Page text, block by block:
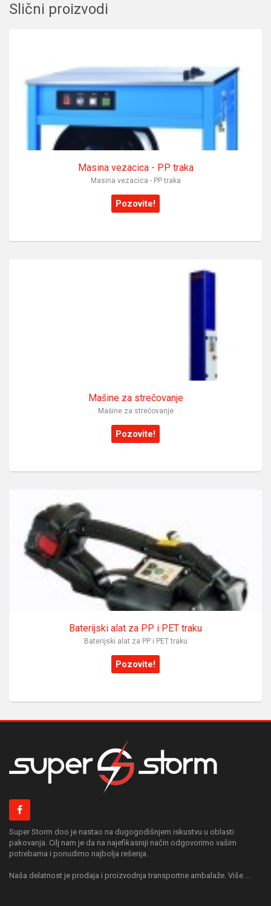
Slični proizvodi
Masina vezacica - PP traka
Masina vezacica - PP traka
Pozovite!
Mašine za strečovanje
Mašine za strečovanje
Pozovite!
Baterijski alat za PP i PET traku
Baterijski alat za PP i PET traku
Pozovite!
Super Storm doo je nastao na dugogodišnjem iskustvu u oblasti
pakovanja. Cilj nam je da na najefikasniji način odgovorimo vašim
potrebama i ponudimo najbolja rešenja.
Naša delatnost je prodaja i proizvodnja transportne ambalaže. Više ...